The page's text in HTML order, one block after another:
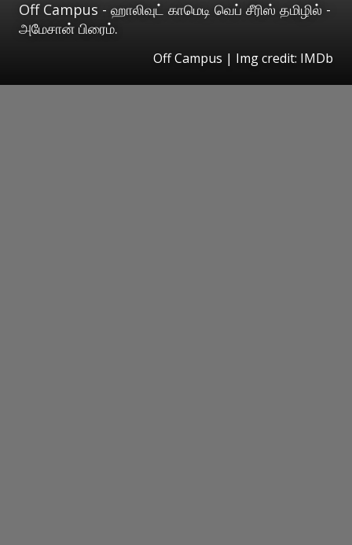
Off Campus - ஹாலிவுட் காமெடி வெப் சீரிஸ் தமிழில் -
அமேசான் பிரைம்.
Off Campus | Img credit: IMDb